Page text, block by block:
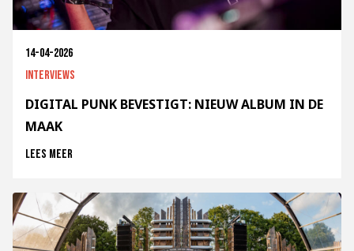
14-04-2026
Interviews
DIGITAL PUNK BEVESTIGT: NIEUW ALBUM IN DE
MAAK
Lees meer